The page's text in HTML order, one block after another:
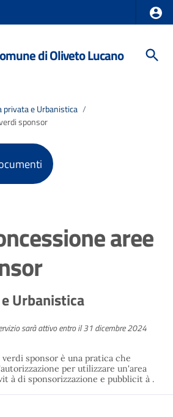
di Oliveto Lucano
privata e Urbanistica /
sponsor
aree
Urbanistica
sarà attivo entro il 31 dicembre 2024
sponsor è una pratica che
per utilizzare un'area
à di sponsorizzazione e pubblicit à .